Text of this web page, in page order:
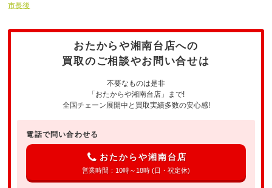
市長後
おたからや湘南台店への
買取のご相談やお問い合せは
不要なものは是非
「おたからや湘南台店」まで!
全国チェーン展開中と買取実績多数の安心感!
電話で問い合わせる
おたからや湘南台店
営業時間：10時～18時 (日・祝定休)